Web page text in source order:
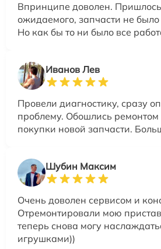
Впринципе доволен.
ожидаемого, запчасти не
Но как бы то ни было все
Иванов Лев
Провели диагностику, сразу
проблему. Обошлись ремонтом
покупки новой запчасти.
Шубин Максим
Очень доволен сервисом и
Отремонтировали мою
теперь снова могу
игрушками))